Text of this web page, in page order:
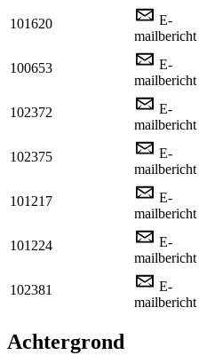
101620
E-
mailbericht
100653
E-
mailbericht
102372
E-
mailbericht
102375
E-
mailbericht
101217
E-
mailbericht
101224
E-
mailbericht
102381
E-
mailbericht
Achtergrond